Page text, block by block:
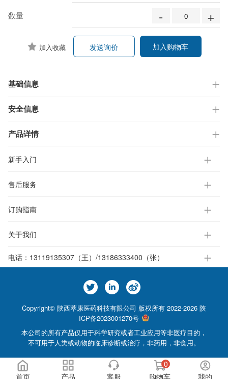
数量 - +
加入收藏 加入购物车
发送询价
基础信息
安全信息
产品详情
新手入门
售后服务
订购指南
关于我们
电话： 13119135307（王）/13186333400（张）
Copyright© 陕西萃康医药科技有限公司 版权所有 2022-2026 陕
ICP备2023001270号
本公司的所有产品仅用于科学研究或者工业应用等非医疗目的，
不可用于人类或动物的临床诊断或治疗，非药用，非食用。
首页 产品 客服
0
购物车
我的